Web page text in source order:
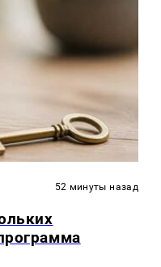
52 минуты назад